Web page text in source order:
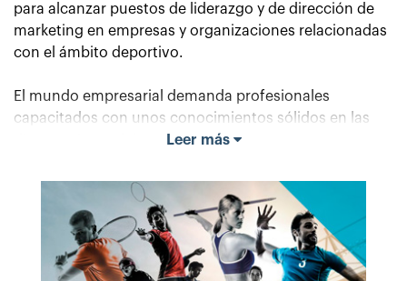
para alcanzar puestos de liderazgo y de dirección de
marketing en empresas y organizaciones relacionadas
con el ámbito deportivo.
El mundo empresarial demanda profesionales
capacitados con unos conocimientos sólidos en las
diversas áreas del marketing y a su vez, con unas
flexibilidad, creatividad, alta capacidad de reflexión,
adaptación a un entorno macroeconómico dinámico y
cambiante, nuevas tecnologías, destrezas analíticas,
capacidad resolutiva, una efectiva toma de decisiones
y el manejo de los diferentes recursos empresariales.
Leer más